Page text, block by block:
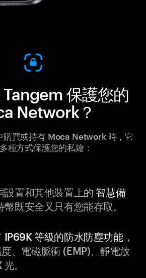
保護您的
Network？
購買或持有 Moca Network 時，它
種方式保護您的私鑰：
設置和其他裝置上的 智慧備
既安全又只有您能存取。
IP69K 等級的防水防塵功能，
、電磁脈衝 (EMP)、靜電放
。